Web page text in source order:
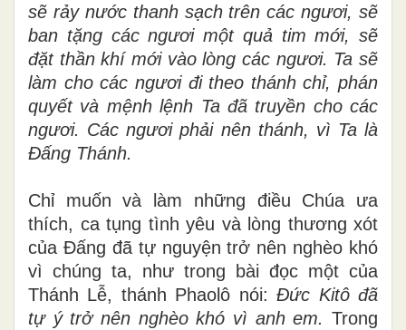
sẽ rảy nước thanh sạch trên các ngươi, sẽ
ban tặng các ngươi một quả tim mới, sẽ
đặt thần khí mới vào lòng các ngươi. Ta sẽ
làm cho các ngươi đi theo thánh chỉ, phán
quyết và mệnh lệnh Ta đã truyền cho các
ngươi. Các ngươi phải nên thánh, vì Ta là
Đấng Thánh.
Chỉ muốn và làm những điều Chúa ưa
thích, ca tụng tình yêu và lòng thương xót
của Đấng đã tự nguyện trở nên nghèo khó
vì chúng ta, như trong bài đọc một của
Thánh Lễ, thánh Phaolô nói:Đức Kitô đã
tự ý trở nên nghèo khó vì anh em. Trong